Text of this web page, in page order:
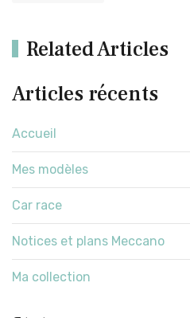
Related Articles
Articles récents
Accueil
Mes modèles
Car race
Notices et plans Meccano
Ma collection